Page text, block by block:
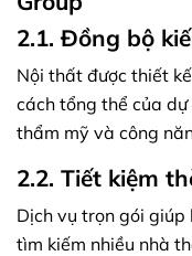
2.1. Đồng bộ
Nội thất được thiết
cách tổng thể của
thẩm mỹ và công
2.2. Tiết kiệm
Dịch vụ trọn gói
tìm kiếm nhiều nhà